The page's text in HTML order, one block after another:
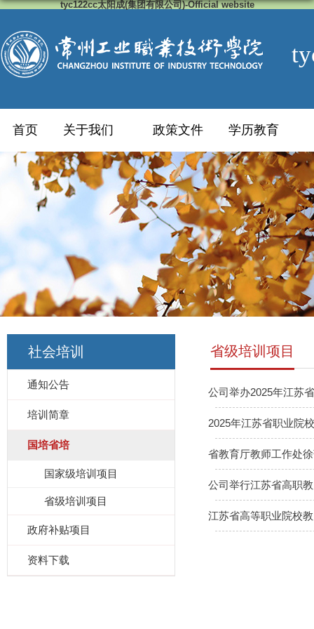
tyc122cc太阳成(集团有限公司)-Official website
首页 关于我们 政策文件 学历教育
社会培训
通知公告
培训简章
国培省培
国家级培训项目
省级培训项目
政府补贴项目
资料下载
省级培训项目
公司举办2025年江苏
2025年江苏省职业院
省教育厅教师工作处
公司举行江苏省高职
江苏省高等职业院校